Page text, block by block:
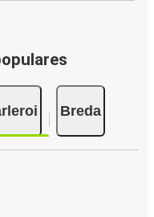
Breda